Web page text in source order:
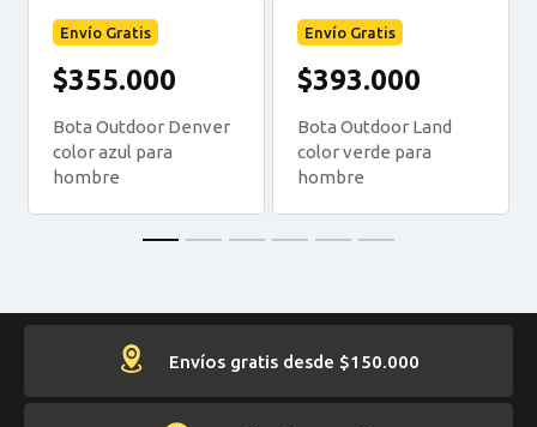
Envío Gratis
$355.000
Bota Outdoor Denver
color azul para
hombre
Envío Gratis
$393.000
Bota Outdoor Land
color verde para
hombre
Envíos gratis desde $150.000